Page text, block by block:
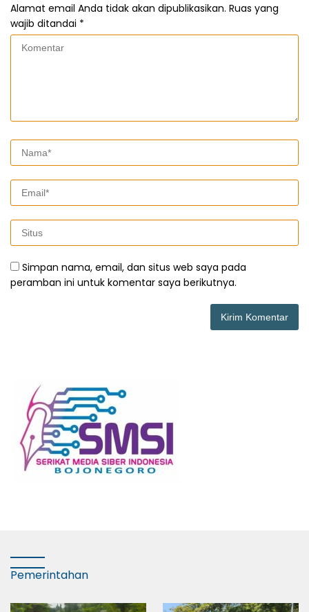
Alamat email Anda tidak akan dipublikasikan. Ruas yang
wajib ditandai *
Simpan nama, email, dan situs web saya pada
peramban ini untuk komentar saya berikutnya.
Pemerintahan